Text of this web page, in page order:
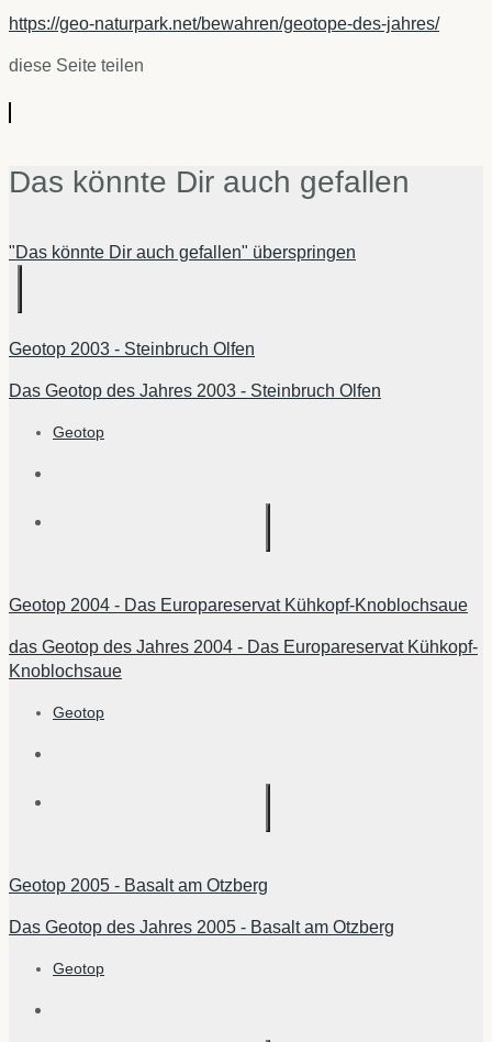
https://geo-naturpark.net/bewahren/geotope-des-jahres/
diese Seite teilen
Das könnte Dir auch gefallen
"Das könnte Dir auch gefallen" überspringen
Geotop 2003 - Steinbruch Olfen
Das Geotop des Jahres 2003 - Steinbruch Olfen
Geotop
Geotop 2004 - Das Europareservat Kühkopf-Knoblochsaue
das Geotop des Jahres 2004 - Das Europareservat Kühkopf-
Knoblochsaue
Geotop
Geotop 2005 - Basalt am Otzberg
Das Geotop des Jahres 2005 - Basalt am Otzberg
Geotop